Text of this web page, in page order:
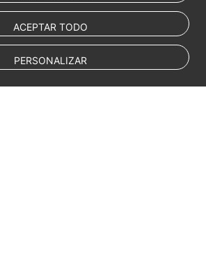
ACEPTAR TODO
PERSONALIZAR